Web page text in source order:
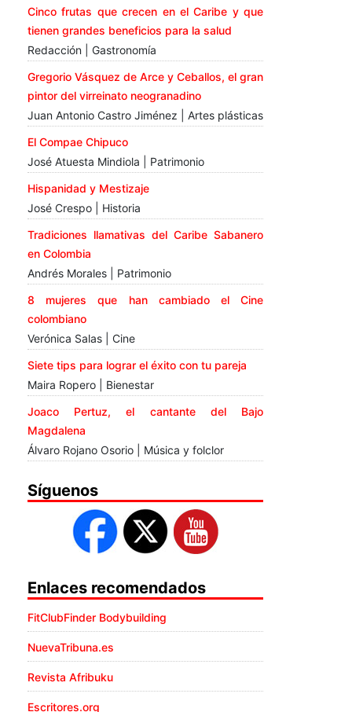
Cinco frutas que crecen en el Caribe y que
tienen grandes beneficios para la salud
Redacción | Gastronomía
Gregorio Vásquez de Arce y Ceballos, el gran
pintor del virreinato neogranadino
Juan Antonio Castro Jiménez | Artes plásticas
El Compae Chipuco
José Atuesta Mindiola | Patrimonio
Hispanidad y Mestizaje
José Crespo | Historia
Tradiciones llamativas del Caribe Sabanero
en Colombia
Andrés Morales | Patrimonio
8 mujeres que han cambiado el Cine
colombiano
Verónica Salas | Cine
Siete tips para lograr el éxito con tu pareja
Maira Ropero | Bienestar
Joaco Pertuz, el cantante del Bajo
Magdalena
Álvaro Rojano Osorio | Música y folclor
Síguenos
Enlaces recomendados
FitClubFinder Bodybuilding
NuevaTribuna.es
Revista Afribuku
Escritores.org